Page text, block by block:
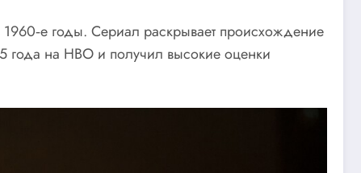
годы. Сериал раскрывает происхождение
на HBO и получил высокие оценки